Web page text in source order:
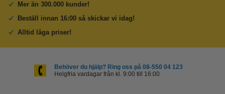
Mer än 300.000 kunder!
Beställ innan 16:00 så skickar vi idag!
Alltid låga priser!
Behöver du hjälp? Ring oss på 08-550 04 123
Helgfria vardagar från kl. 9:00 till 16:00